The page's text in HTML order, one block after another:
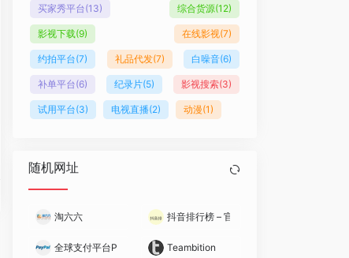
买家秀平台(13) 综合货源(12)
影视下载(9) 在线影视(7)
约拍平台(7) 礼品代发(7) 白噪音(6)
补单平台(6) 纪录片(5) 影视搜索(3)
试用平台(3) 电视直播(2) 动漫(1)
随机网址
淘六六 抖音排行榜 – 官方数据
全球支付平台PayPal Teambition